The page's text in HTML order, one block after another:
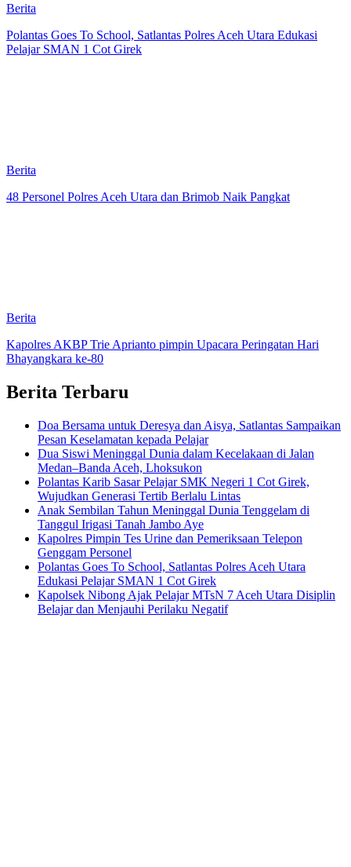
Berita
Polantas Goes To School, Satlantas Polres Aceh Utara Edukasi
Pelajar SMAN 1 Cot Girek
Berita
48 Personel Polres Aceh Utara dan Brimob Naik Pangkat
Berita
Kapolres AKBP Trie Aprianto pimpin Upacara Peringatan Hari
Bhayangkara ke-80
Berita Terbaru
Doa Bersama untuk Deresya dan Aisya, Satlantas Sampaikan
Pesan Keselamatan kepada Pelajar
Dua Siswi Meninggal Dunia dalam Kecelakaan di Jalan
Medan–Banda Aceh, Lhoksukon
Polantas Karib Sasar Pelajar SMK Negeri 1 Cot Girek,
Wujudkan Generasi Tertib Berlalu Lintas
Anak Sembilan Tahun Meninggal Dunia Tenggelam di
Tanggul Irigasi Tanah Jambo Aye
Kapolres Pimpin Tes Urine dan Pemeriksaan Telepon
Genggam Personel
Polantas Goes To School, Satlantas Polres Aceh Utara
Edukasi Pelajar SMAN 1 Cot Girek
Kapolsek Nibong Ajak Pelajar MTsN 7 Aceh Utara Disiplin
Belajar dan Menjauhi Perilaku Negatif